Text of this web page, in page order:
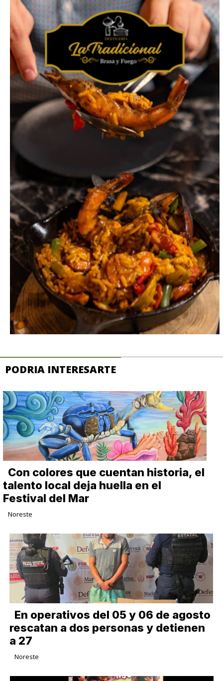
PODRIA INTERESARTE
Con colores que cuentan historia, el
talento local deja huella en el
Festival del Mar
Noreste
En operativos del 05 y 06 de agosto
rescatan a dos personas y detienen
a 27
Noreste